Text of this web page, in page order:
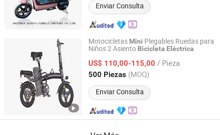
Enviar Consulta
Motocicletas Mini Plegables Ruedas para
Niños 2 Asiento Bicicleta Eléctrica
US$ 110,00-115,00 / Pieza
500 Piezas (MOQ)
Enviar Consulta
Xingtai Songman Technology Co., Ltd
Hebei, China Desde 2025